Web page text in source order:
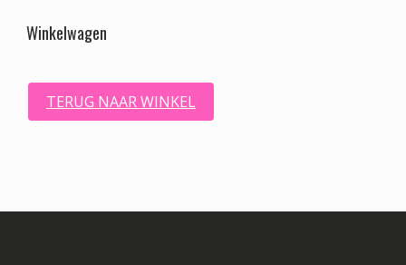
Winkelwagen
TERUG NAAR WINKEL